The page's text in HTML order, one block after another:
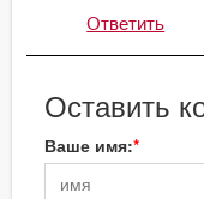
Ответить
Оставить
Ваше имя: